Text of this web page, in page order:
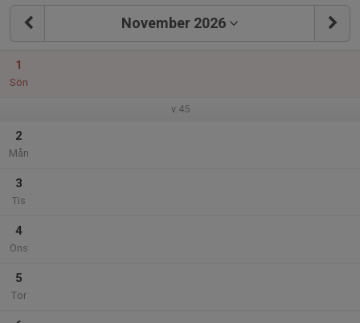
November 2026
1
Sön
v.45
2
Mån
3
Tis
4
Ons
5
Tor